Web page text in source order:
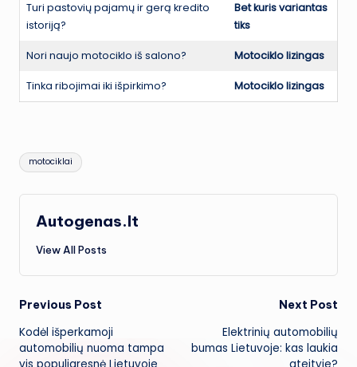
Turi pastovių pajamų ir gerą kredito
istoriją?
Bet kuris variantas
tiks
Nori naujo motociklo iš salono? Motociklo lizingas
Tinka ribojimai iki išpirkimo? Motociklo lizingas
Tags:
motociklai
Autogenas.lt
View All Posts
Post
navigation
Previous Post
Kodėl išperkamoji
automobilių nuoma tampa
Next Post
Elektrinių automobilių
bumas Lietuvoje: kas laukia